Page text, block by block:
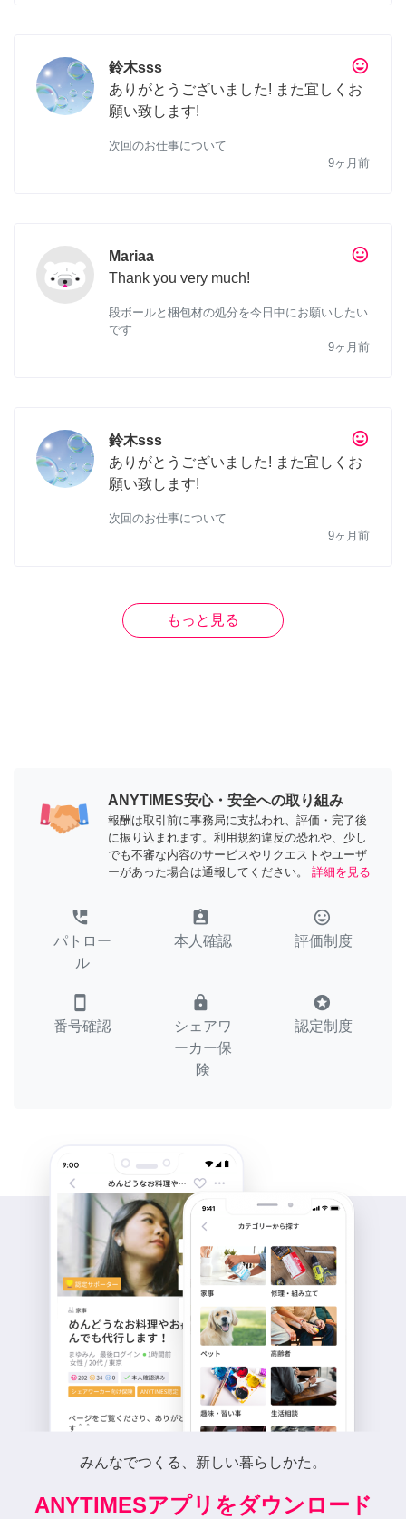
tag_faces
鈴木sss
ありがとうございました! また宜しくお
願い致します!
次回のお仕事について
9ヶ月前
tag_faces
Mariaa
Thank you very much!
段ボールと梱包材の処分を今日中にお願いしたい
です
9ヶ月前
tag_faces
鈴木sss
ありがとうございました! また宜しくお
願い致します!
次回のお仕事について
9ヶ月前
もっと見る
ANYTIMES安心・安全への取り組み
報酬は取引前に事務局に支払われ、評価・完了後
に振り込まれます。利用規約違反の恐れや、少し
でも不審な内容のサービスやリクエストやユーザ
ーがあった場合は通報してください。
詳細を見る
perm_phone_msg
パトロー
ル
assignment_ind
本人確認
tag_faces
評価制度
smartphone
番号確認
lock
シェアワ
ーカー保
険
stars
認定制度
みんなでつくる、新しい暮らしかた。
ANYTIMESアプリをダウンロード